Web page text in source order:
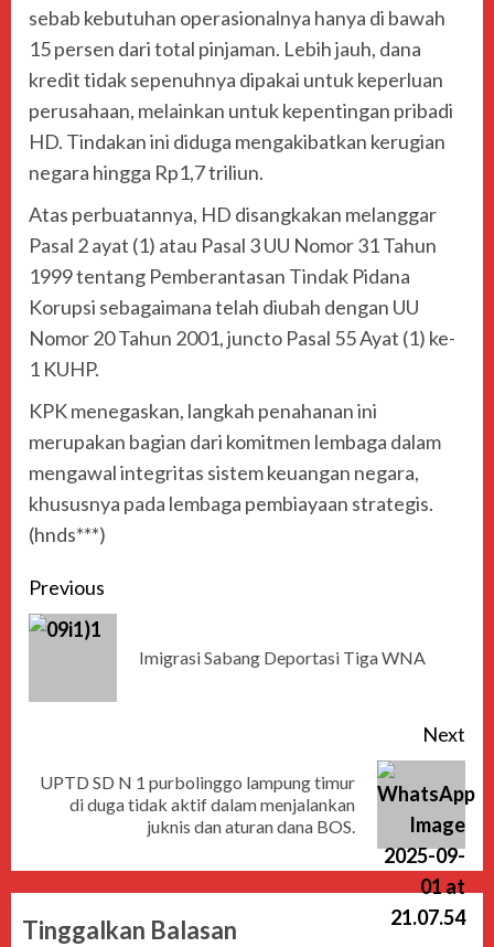
sebab kebutuhan operasionalnya hanya di bawah
15 persen dari total pinjaman. Lebih jauh, dana
kredit tidak sepenuhnya dipakai untuk keperluan
perusahaan, melainkan untuk kepentingan pribadi
HD. Tindakan ini diduga mengakibatkan kerugian
negara hingga Rp1,7 triliun.
Atas perbuatannya, HD disangkakan melanggar
Pasal 2 ayat (1) atau Pasal 3 UU Nomor 31 Tahun
1999 tentang Pemberantasan Tindak Pidana
Korupsi sebagaimana telah diubah dengan UU
Nomor 20 Tahun 2001, juncto Pasal 55 Ayat (1) ke-
1 KUHP.
KPK menegaskan, langkah penahanan ini
merupakan bagian dari komitmen lembaga dalam
mengawal integritas sistem keuangan negara,
khususnya pada lembaga pembiayaan strategis.
(hnds***)
Previous
Imigrasi Sabang Deportasi Tiga WNA
Next
UPTD SD N 1 purbolinggo lampung timur
di duga tidak aktif dalam menjalankan
juknis dan aturan dana BOS.
Tinggalkan Balasan